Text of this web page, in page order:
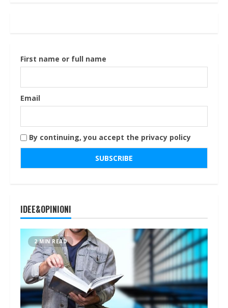
First name or full name
Email
By continuing, you accept the privacy policy
IDEE&OPINIONI
2 MIN READ